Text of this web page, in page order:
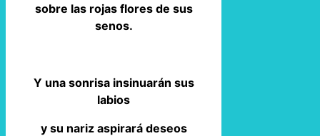
sobre las rojas flores de sus
senos.
Y una sonrisa insinuarán sus
labios
y su nariz aspirará deseos